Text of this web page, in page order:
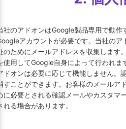
社のアドオンはGoogle製品専用で動作
アカウントが必要です。当社のア
のためにメールアドレスを収集します
使用してGoogle自身によって行われま
ドオンは必要に応じて機能しません。
すことができます。お客様のメールア
に必要とされる確認メールやカスタマ
れる場合があります。